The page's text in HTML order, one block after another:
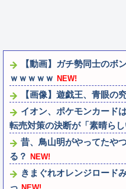
【動画】ガチ勢同士のボ
ｗｗｗｗｗ NEW!
【画像】遊戯王、青眼の
イオン、ポケモンカード
転売対策の決断が「素晴らし
昔、鳥山明がやってたや
る？
NEW!
きまぐれオレンジロード